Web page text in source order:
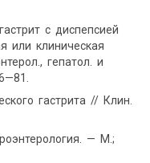
с диспепсией
или клиническая
гепатол. и
гастрита // Клин.
— М.;